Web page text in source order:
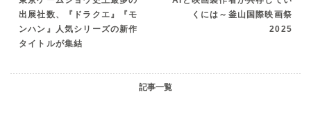
出展社数、『ドラクエ』『モ
ンハン』人気シリーズの新作
タイトルが集結
くには～釜山国際映画祭
2025
記事一覧